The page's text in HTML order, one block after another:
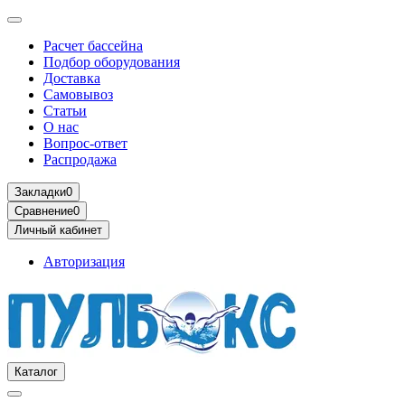
Расчет бассейна
Подбор оборудования
Доставка
Самовывоз
Статьи
О нас
Вопрос-ответ
Распродажа
Закладки0
Сравнение0
Личный кабинет
Авторизация
Каталог